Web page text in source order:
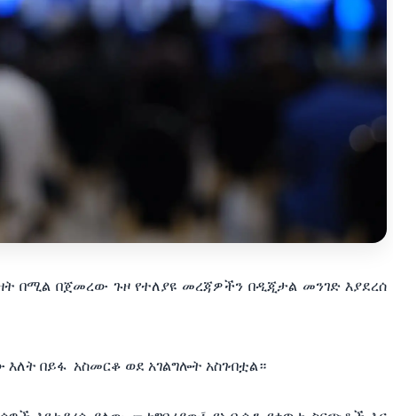
በሚል በጀመረው ጉዞ የተለያዩ መረጃዎችን በዲጂታል መንገድ እያደረሰ
እለት በይፋ አስመርቆ ወደ አገልግሎት አስገብቷል።